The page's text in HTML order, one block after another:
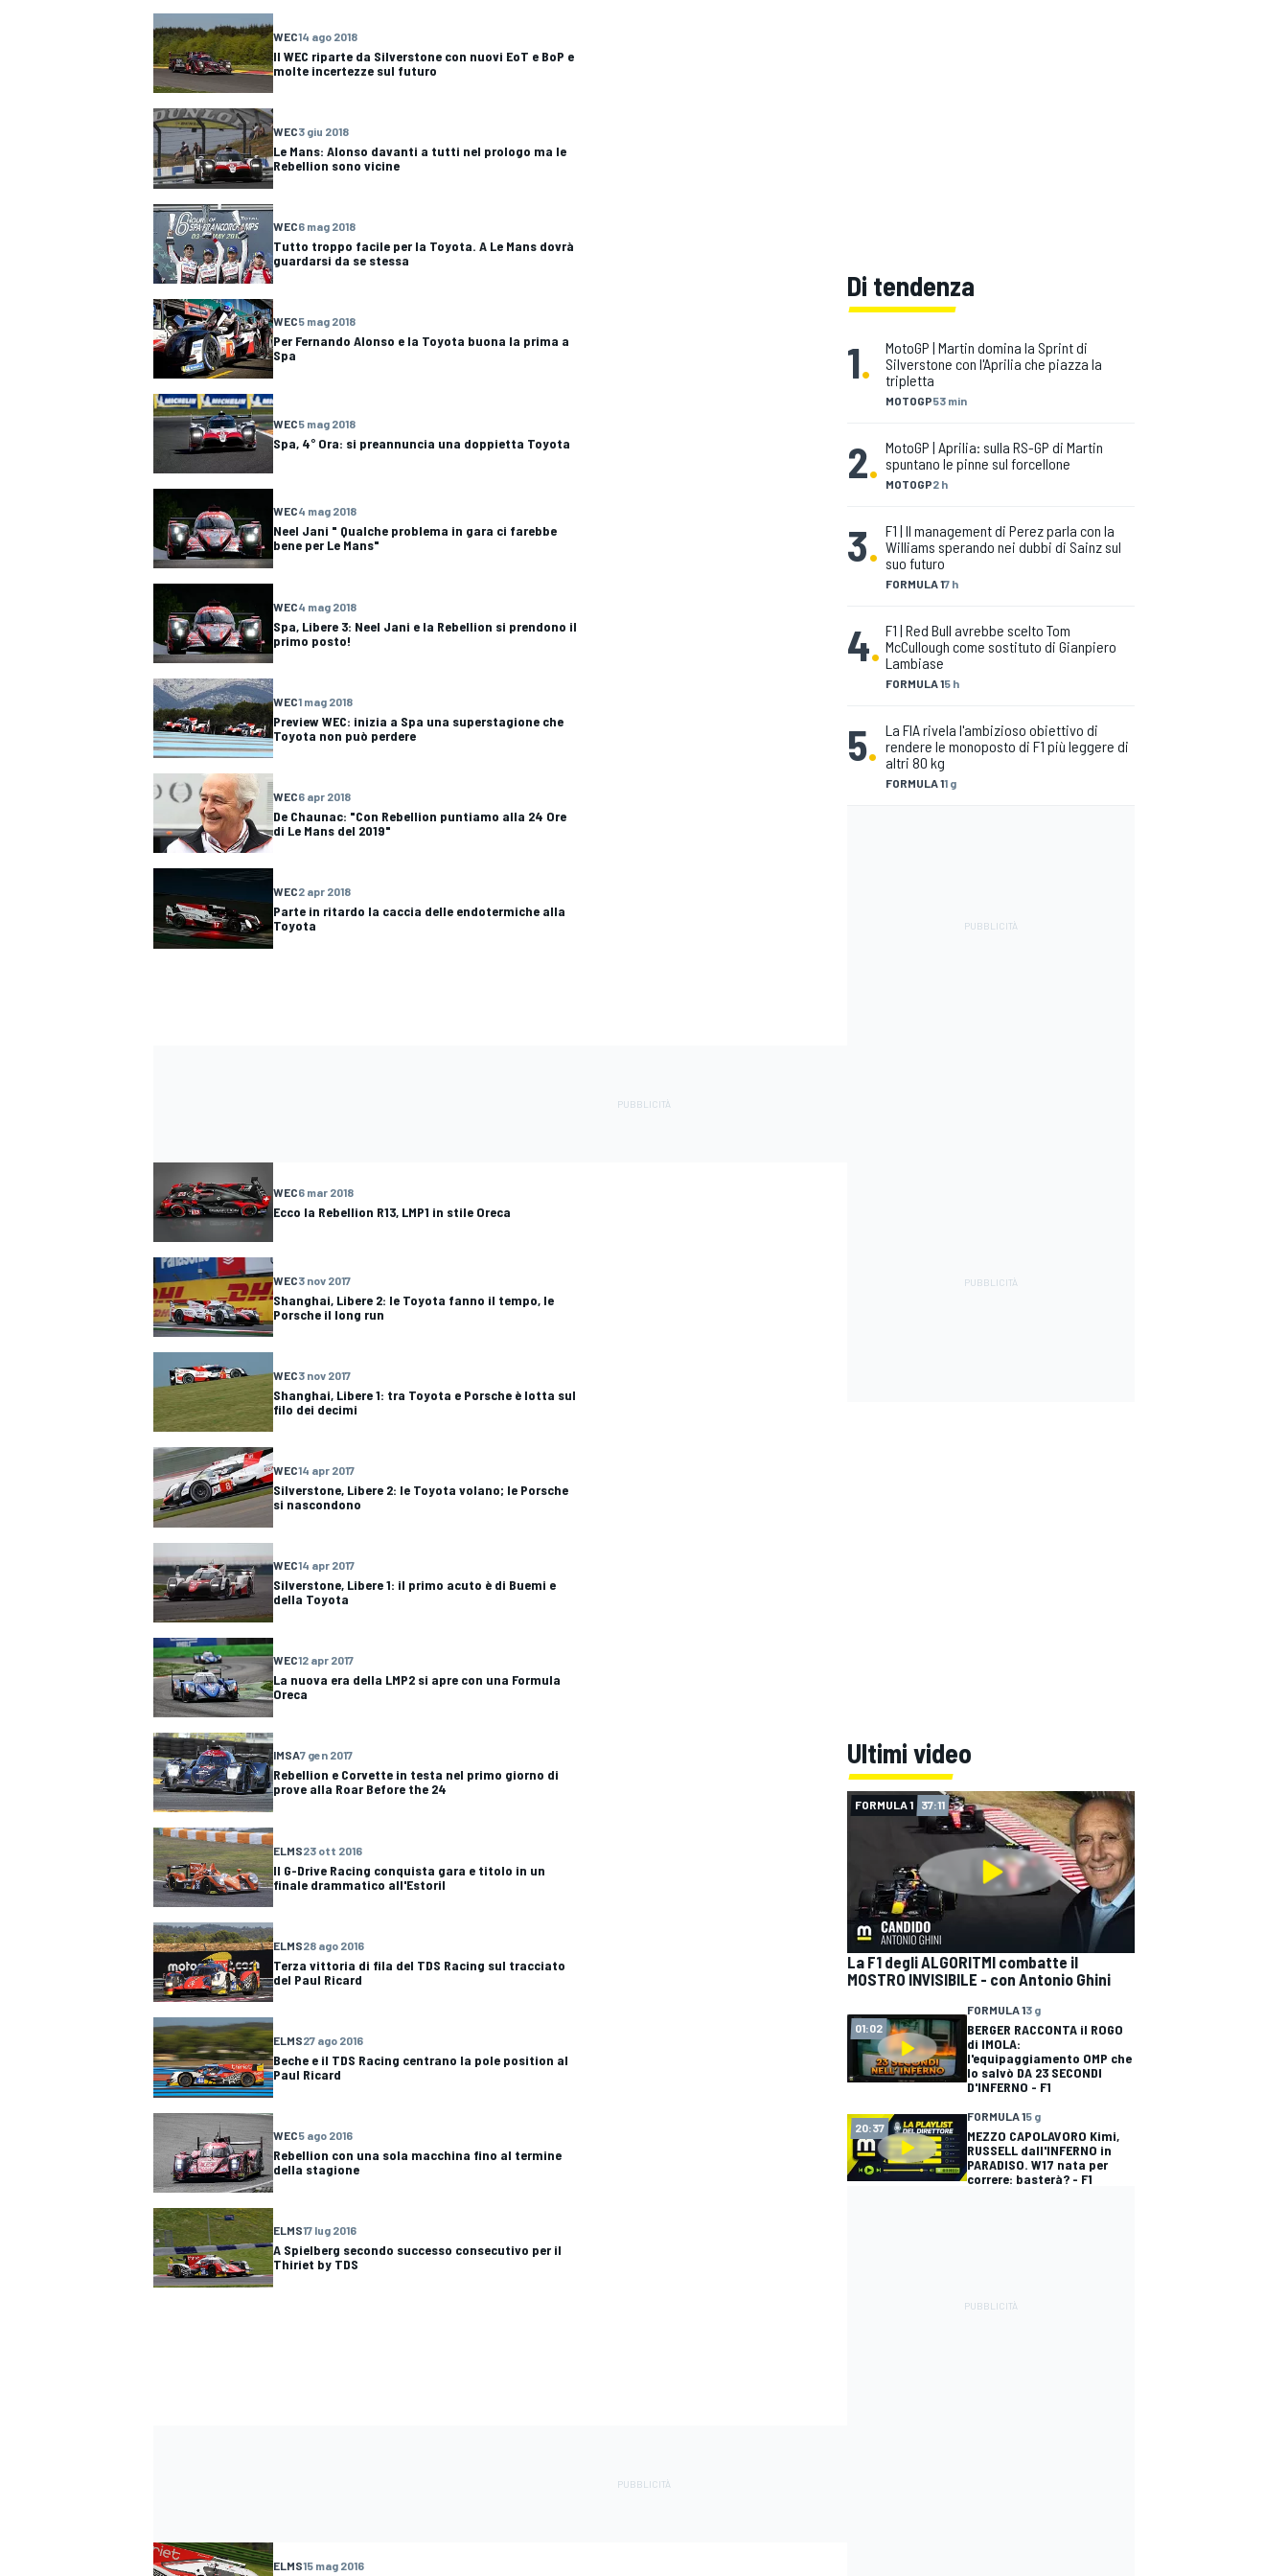
MONOPOSTO
ENDURANCE/GT
MONOMARCA
RALLY
WEC14 ago 2018
Il WEC riparte da Silverstone con nuovi EoT e BoP e
molte incertezze sul futuro
WEC3 giu 2018
Le Mans: Alonso davanti a tutti nel prologo ma le
Rebellion sono vicine
WEC6 mag 2018
Tutto troppo facile per la Toyota. A Le Mans dovrà
guardarsi da se stessa
WEC5 mag 2018
Per Fernando Alonso e la Toyota buona la prima a
Spa
WEC5 mag 2018
Spa, 4° Ora: si preannuncia una doppietta Toyota
WEC4 mag 2018
Neel Jani " Qualche problema in gara ci farebbe
bene per Le Mans"
WEC4 mag 2018
Spa, Libere 3: Neel Jani e la Rebellion si prendono il
primo posto!
WEC1 mag 2018
Preview WEC: inizia a Spa una superstagione che
Toyota non può perdere
WEC6 apr 2018
De Chaunac: "Con Rebellion puntiamo alla 24 Ore
di Le Mans del 2019"
WEC2 apr 2018
Parte in ritardo la caccia delle endotermiche alla
Toyota
Di tendenza
1.
MOTOGP53 min
MotoGP | Martin domina la Sprint di
Silverstone con l'Aprilia che piazza la
tripletta
2. MOTOGP2 h
MotoGP | Aprilia: sulla RS-GP di Martin
spuntano le pinne sul forcellone
3.
FORMULA 17 h
F1 | Il management di Perez parla con la
Williams sperando nei dubbi di Sainz sul
suo futuro
4.
FORMULA 15 h
F1 | Red Bull avrebbe scelto Tom
McCullough come sostituto di Gianpiero
Lambiase
5.
FORMULA 11 g
La FIA rivela l'ambizioso obiettivo di
rendere le monoposto di F1 più leggere di
altri 80 kg
WEC6 mar 2018
Ecco la Rebellion R13, LMP1 in stile Oreca
WEC3 nov 2017
Shanghai, Libere 2: le Toyota fanno il tempo, le
Porsche il long run
WEC3 nov 2017
Shanghai, Libere 1: tra Toyota e Porsche è lotta sul
filo dei decimi
WEC14 apr 2017
Silverstone, Libere 2: le Toyota volano; le Porsche
si nascondono
WEC14 apr 2017
Silverstone, Libere 1: il primo acuto è di Buemi e
della Toyota
WEC12 apr 2017
La nuova era della LMP2 si apre con una Formula
Oreca
IMSA7 gen 2017
Rebellion e Corvette in testa nel primo giorno di
prove alla Roar Before the 24
ELMS23 ott 2016
Il G-Drive Racing conquista gara e titolo in un
finale drammatico all'Estoril
ELMS28 ago 2016
Terza vittoria di fila del TDS Racing sul tracciato
del Paul Ricard
ELMS27 ago 2016
Beche e il TDS Racing centrano la pole position al
Paul Ricard
WEC5 ago 2016
Rebellion con una sola macchina fino al termine
della stagione
ELMS17 lug 2016
A Spielberg secondo successo consecutivo per il
Thiriet by TDS
Ultimi video
FORMULA 1 37:11
La F1 degli ALGORITMI combatte il
MOSTRO INVISIBILE - con Antonio Ghini
01:02
FORMULA 13 g
BERGER RACCONTA il ROGO
di IMOLA:
l'equipaggiamento OMP che
lo salvò DA 23 SECONDI
D'INFERNO - F1
20:37
FORMULA 15 g
MEZZO CAPOLAVORO Kimi,
RUSSELL dall'INFERNO in
PARADISO. W17 nata per
correre: basterà? - F1
ELMS15 mag 2016